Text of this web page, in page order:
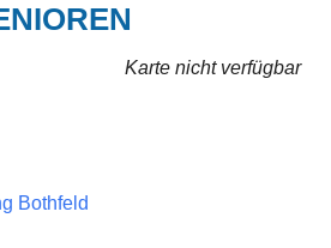
Karte nicht verfügbar
Bothfeld